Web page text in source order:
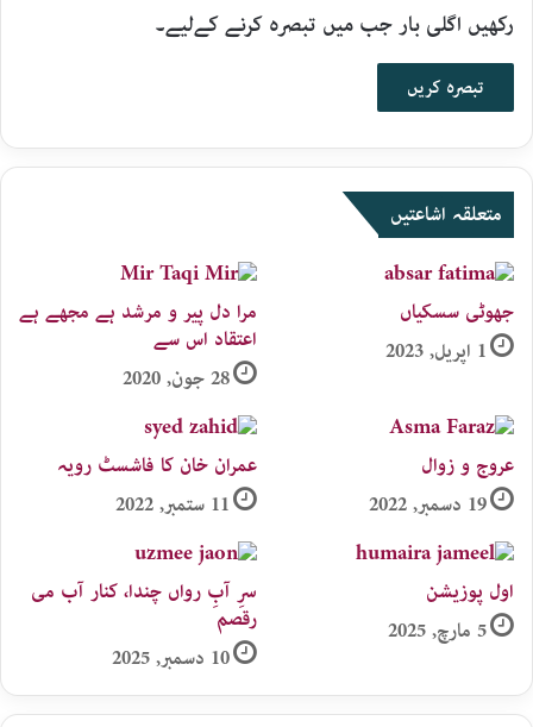
رکھیں اگلی بار جب میں تبصرہ کرنے کےلیے۔
متعلقہ اشاعتیں
جھوٹی سسکیاں
1 اپریل, 2023
مرا دل پیر و مرشد ہے مجھے ہے
اعتقاد اس سے
28 جون, 2020
عروج و زوال
19 دسمبر, 2022
عمران خان کا فاشسٹ رویہ
11 ستمبر, 2022
اول پوزیشن
5 مارچ, 2025
سرِ آبِ رواں چندا، کنار آب می
رقصم
10 دسمبر, 2025